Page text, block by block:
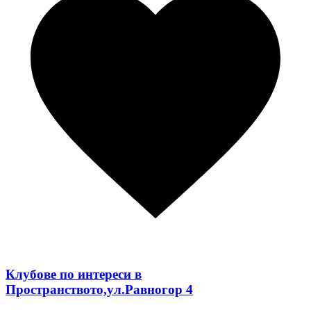
Клубове по интереси в
Пространството,ул.Равногор 4